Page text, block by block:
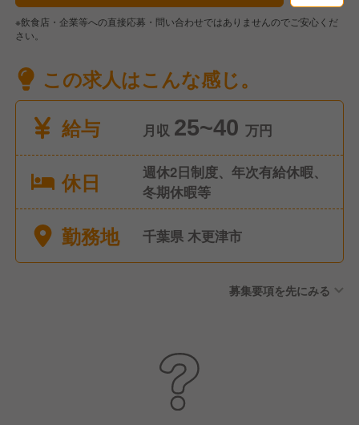
※飲食店・企業等への直接応募・問い合わせではありませんのでご安心くだ
さい。
この求人はこんな感じ。
給与
月収 25~40 万円
休日
週休2日制度、年次有給休暇、
冬期休暇等
勤務地 千葉県 木更津市
募集要項を先にみる